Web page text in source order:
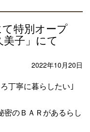
て特別オープ
子」にて
2022年10月20日
丁寧に暮らしたい｣
密のＢＡＲがあるらし